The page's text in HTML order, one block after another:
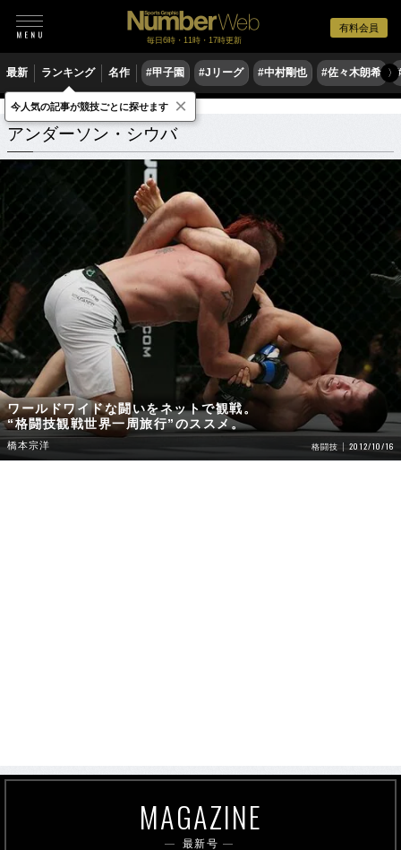
有料会員
毎日6時・11時・17時更新
最新 ランキング 名作 #甲子園 #Jリーグ #中村剛也 #佐々木朗希 〉
アンダーソン・シウバ 関連記事
アンダーソン・シウバ
ワールドワイドな闘いをネットで観戦。
“格闘技観戦世界一周旅行”のススメ。
橋本宗洋 格闘技 2012/10/16
MAGAZINE
最新号
今人気の記事が競技ごとに探せます ×